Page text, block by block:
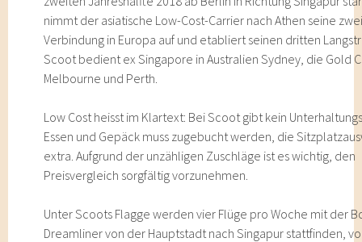
nimmt der asiatische Low-Cost-Carrier nach Athen seine
Verbindung in Europa auf und etabliert seinen dritten
Scoot bedient ex Singapore in Australien Sydney, die Gold
Melbourne und Perth.
Low Cost heisst im Klartext: Bei Scoot gibt kein
Essen und Gepäck muss zugebucht werden, die
extra. Aufgrund der unzähligen Zuschläge ist es wichtig, den
Preisvergleich sorgfältig vorzunehmen.
Unter Scoots Flagge werden vier Flüge pro Woche mit der
Dreamliner von der Hauptstadt nach Singapur stattfinden,